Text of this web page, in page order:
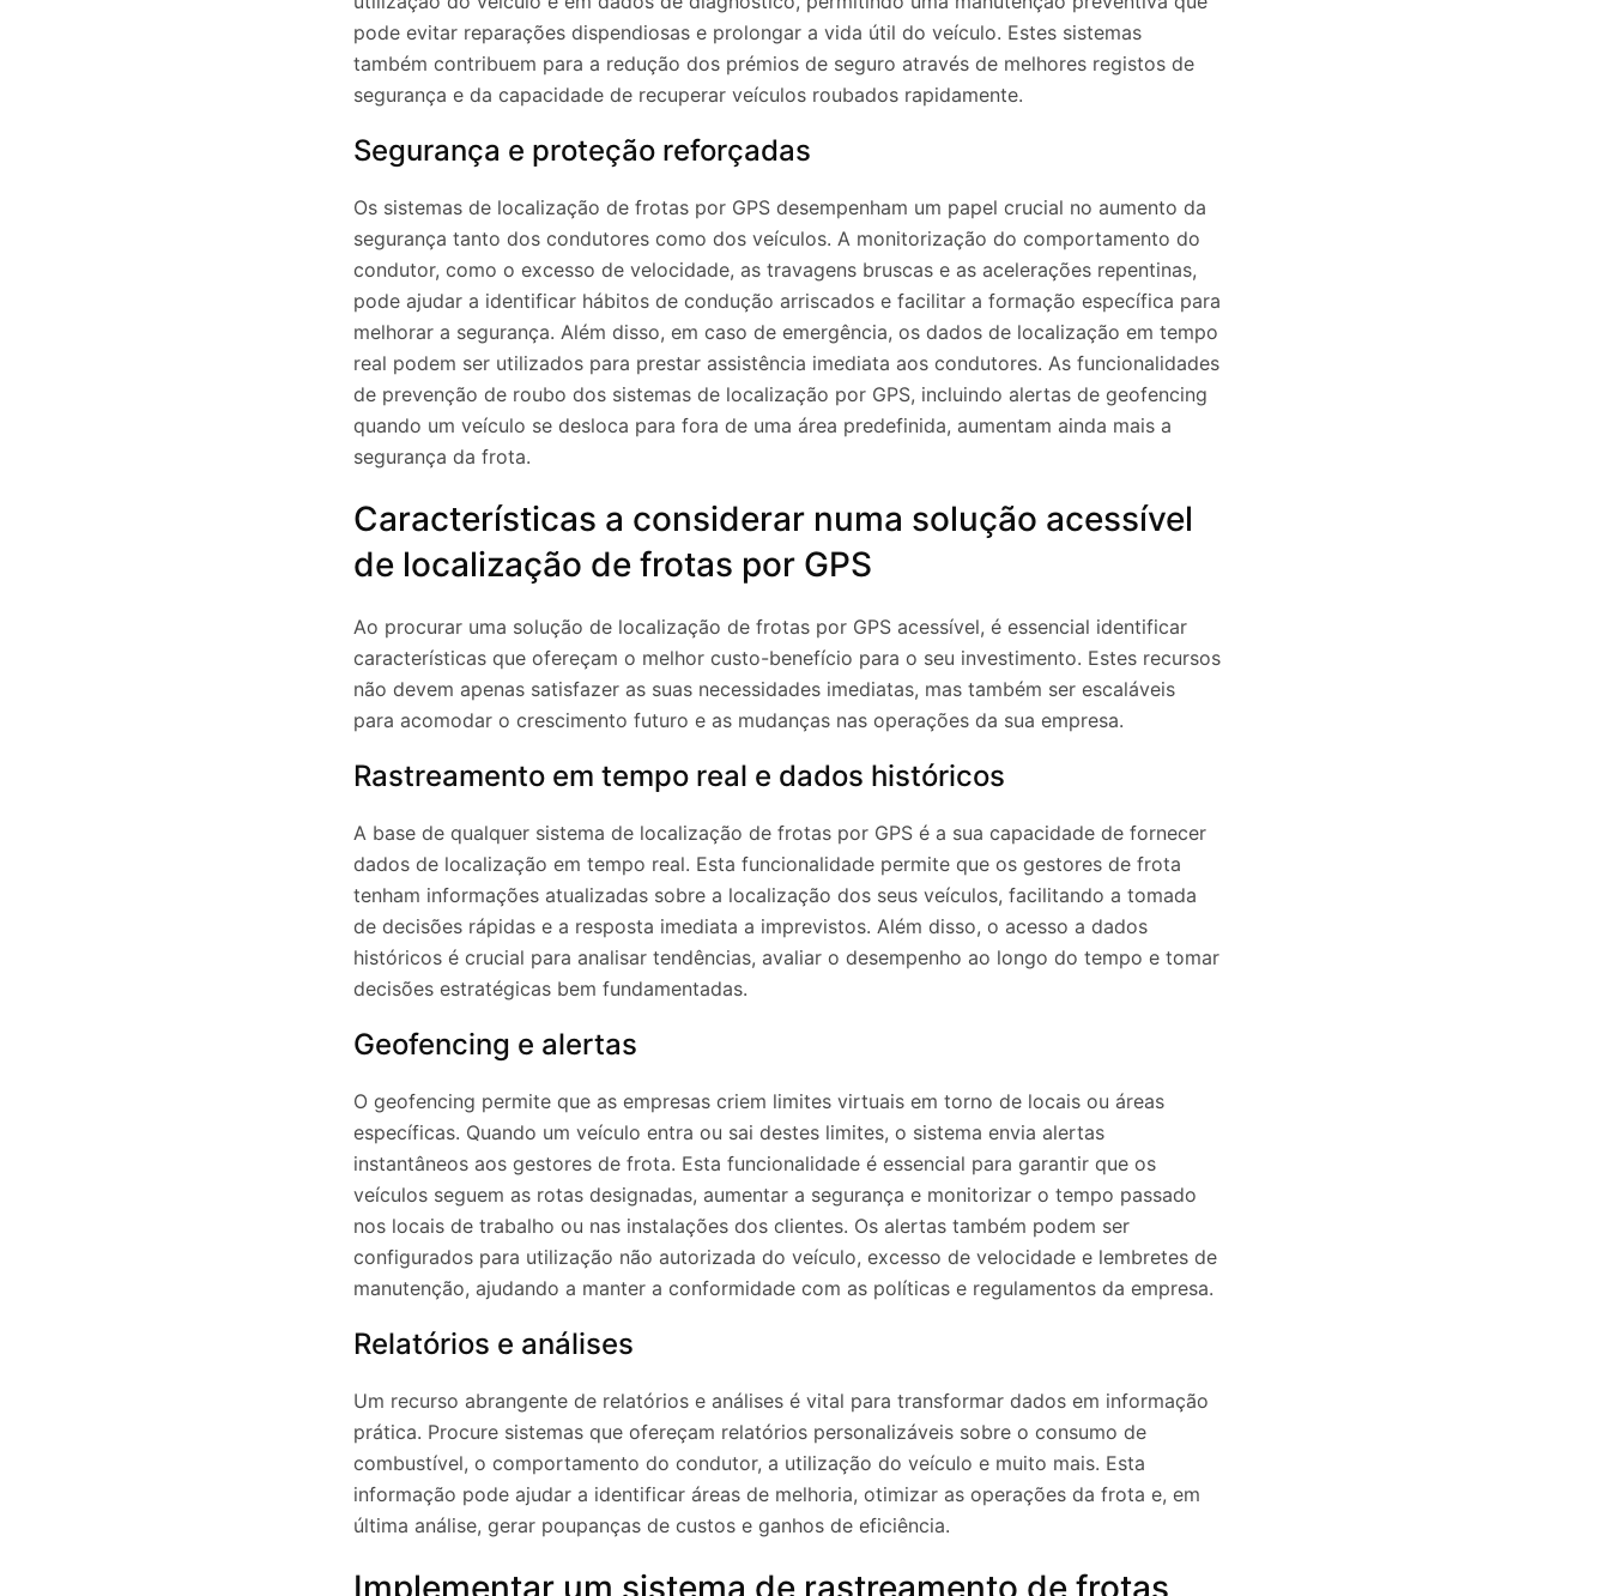
pode evitar reparações dispendiosas e prolongar a vida útil do veículo. Estes sistemas
também contribuem para a redução dos prémios de seguro através de melhores registos de
segurança e da capacidade de recuperar veículos roubados rapidamente.
Segurança e proteção reforçadas
Os sistemas de localização de frotas por GPS desempenham um papel crucial no aumento da
segurança tanto dos condutores como dos veículos. A monitorização do comportamento do
condutor, como o excesso de velocidade, as travagens bruscas e as acelerações repentinas,
pode ajudar a identificar hábitos de condução arriscados e facilitar a formação específica para
melhorar a segurança. Além disso, em caso de emergência, os dados de localização em tempo
real podem ser utilizados para prestar assistência imediata aos condutores. As funcionalidades
de prevenção de roubo dos sistemas de localização por GPS, incluindo alertas de geofencing
quando um veículo se desloca para fora de uma área predefinida, aumentam ainda mais a
segurança da frota.
Características a considerar numa solução acessível
de localização de frotas por GPS
Ao procurar uma solução de localização de frotas por GPS acessível, é essencial identificar
características que ofereçam o melhor custo-benefício para o seu investimento. Estes recursos
não devem apenas satisfazer as suas necessidades imediatas, mas também ser escaláveis ​​
para acomodar o crescimento futuro e as mudanças nas operações da sua empresa.
Rastreamento em tempo real e dados históricos
A base de qualquer sistema de localização de frotas por GPS é a sua capacidade de fornecer
dados de localização em tempo real. Esta funcionalidade permite que os gestores de frota
tenham informações atualizadas sobre a localização dos seus veículos, facilitando a tomada
de decisões rápidas e a resposta imediata a imprevistos. Além disso, o acesso a dados
históricos é crucial para analisar tendências, avaliar o desempenho ao longo do tempo e tomar
decisões estratégicas bem fundamentadas.
Geofencing e alertas
O geofencing permite que as empresas criem limites virtuais em torno de locais ou áreas
específicas. Quando um veículo entra ou sai destes limites, o sistema envia alertas
instantâneos aos gestores de frota. Esta funcionalidade é essencial para garantir que os
veículos seguem as rotas designadas, aumentar a segurança e monitorizar o tempo passado
nos locais de trabalho ou nas instalações dos clientes. Os alertas também podem ser
configurados para utilização não autorizada do veículo, excesso de velocidade e lembretes de
manutenção, ajudando a manter a conformidade com as políticas e regulamentos da empresa.
Relatórios e análises
Um recurso abrangente de relatórios e análises é vital para transformar dados em informação
prática. Procure sistemas que ofereçam relatórios personalizáveis ​​sobre o consumo de
combustível, o comportamento do condutor, a utilização do veículo e muito mais. Esta
informação pode ajudar a identificar áreas de melhoria, otimizar as operações da frota e, em
última análise, gerar poupanças de custos e ganhos de eficiência.
Implementar um sistema de rastreamento de frotas